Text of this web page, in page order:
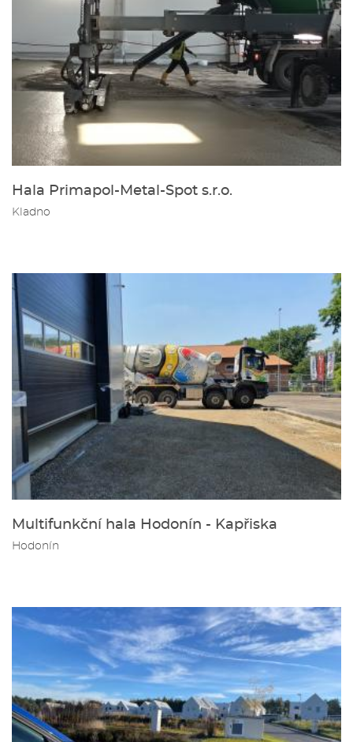
Hala Primapol-Metal-Spot s.r.o.
Kladno
Multifunkční hala Hodonín - Kapřiska
Hodonín